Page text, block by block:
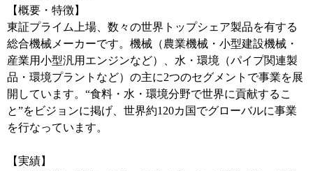
【概要・特徴】
東証プライム上場、数々の世界トップシェア製品を有する
総合機械メーカーです。機械（農業機械・小型建設機械・
産業用小型汎用エンジンなど）、水・環境（パイプ関連製
品・環境プラントなど）の主に2つのセグメントで事業を展
開しています。“食料・水・環境分野で世界に貢献するこ
と”をビジョンに掲げ、世界約120カ国でグローバルに事業
を行なっています。
【実績】